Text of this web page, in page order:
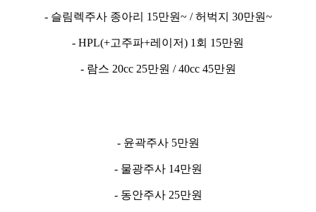
- 슬림렉주사 종아리 15만원~ / 허벅지 30만원~
- HPL(+고주파+레이저) 1회 15만원
- 람스 20cc 25만원 / 40cc 45만원
- 윤곽주사 5만원
- 물광주사 14만원
- 동안주사 25만원